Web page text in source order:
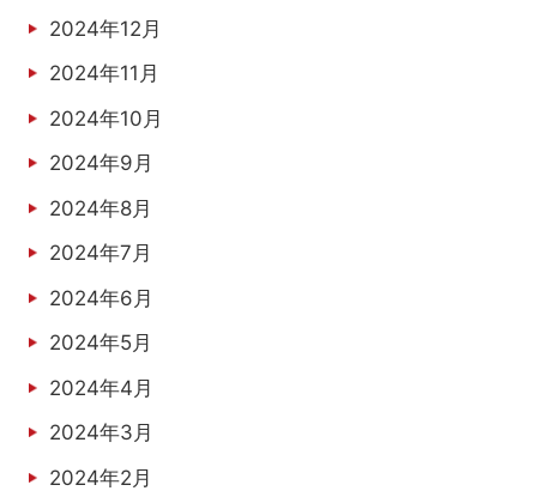
2024年12月
2024年11月
2024年10月
2024年9月
2024年8月
2024年7月
2024年6月
2024年5月
2024年4月
2024年3月
2024年2月